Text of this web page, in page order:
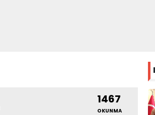
1467
OKUNMA